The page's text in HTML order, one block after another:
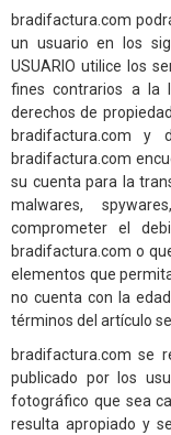
bradifactura.com
un usuario en los
USUARIO utilice los
fines contrarios a la
derechos de
bradifactura.com
bradifactura.com
su cuenta para la
malwares,
comprometer el
bradifactura.com o
elementos que
no cuenta con la
términos del artículo
bradifactura.com se
publicado por los
fotográfico que sea
resulta apropiado y